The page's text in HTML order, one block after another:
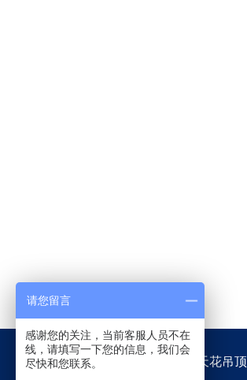
佳得利首页 金属天花吊顶
请您留言
感谢您的关注，当前客服人员不在
线，请填写一下您的信息，我们会
尽快和您联系。